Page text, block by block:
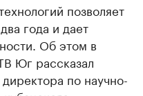
позволяет
года и дает
Об этом в
Юг рассказал
по научно-